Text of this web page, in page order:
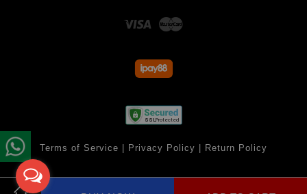
Visa
Terms of Service Privacy Policy Return Policy